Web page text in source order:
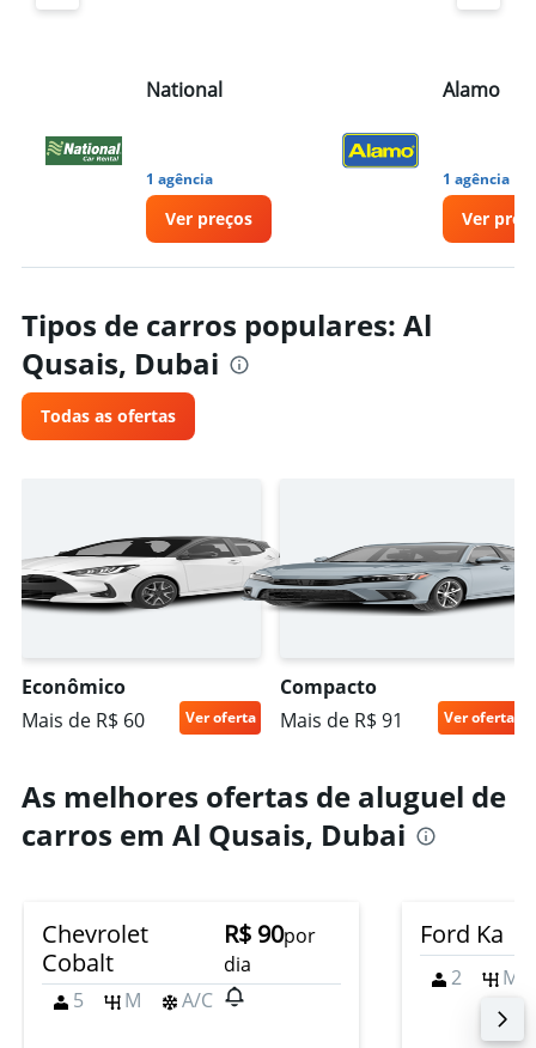
National
1 agência
Ver preços
Alamo
1 agência
Ver
Tipos de carros populares: Al
Qusais, Dubai
Todas as ofertas
Econômico
Mais de R$ 60
Ver oferta
Compacto
Mais de R$ 91
Ver oferta
As melhores ofertas de aluguel de
carros em Al Qusais, Dubai
Chevrolet
Cobalt
R$ 90por
dia
5
M A/C
Ford Ka
2 M